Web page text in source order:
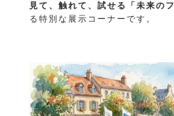
見て、触れて、試せる「未来の
る特別な展示コーナーです。